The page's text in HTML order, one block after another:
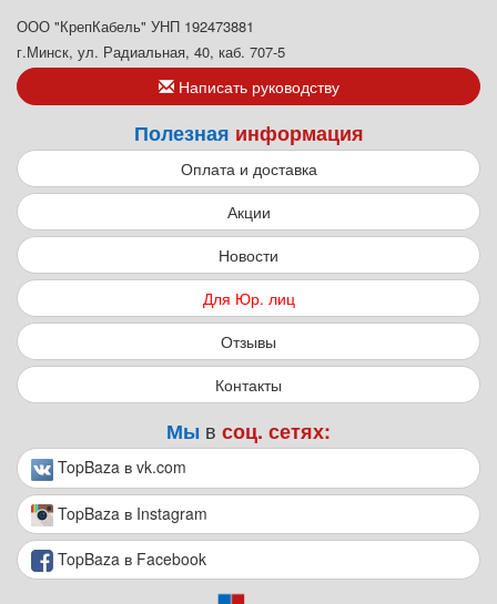
ООО "КрепКабель" УНП 192473881
г.Минск, ул. Радиальная, 40, каб. 707-5
Написать руководству
Полезная информация
Оплата и доставка
Акции
Новости
Для Юр. лиц
Отзывы
Контакты
Мы в соц. сетях:
TopBaza в vk.com
TopBaza в Instagram
TopBaza в Facebook